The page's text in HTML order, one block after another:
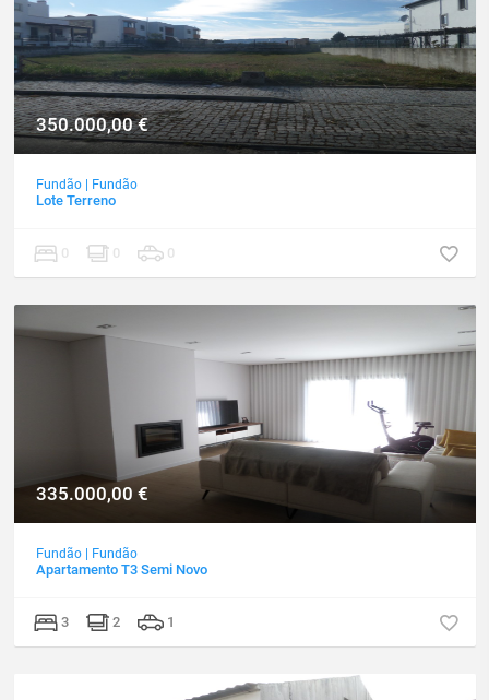
350.000,00€
Fundão | Fundão
Lote Terreno
0 0 0
335.000,00 €
Fundão | Fundão
Apartamento T3 Semi Novo
3 2 1